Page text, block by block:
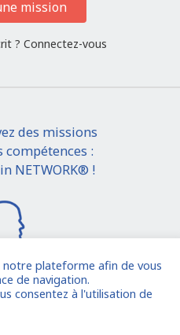
mission
? Connectez-vous
des missions
compétences :
NETWORK® !
notre plateforme afin de vous
de navigation.
consentez à l'utilisation de